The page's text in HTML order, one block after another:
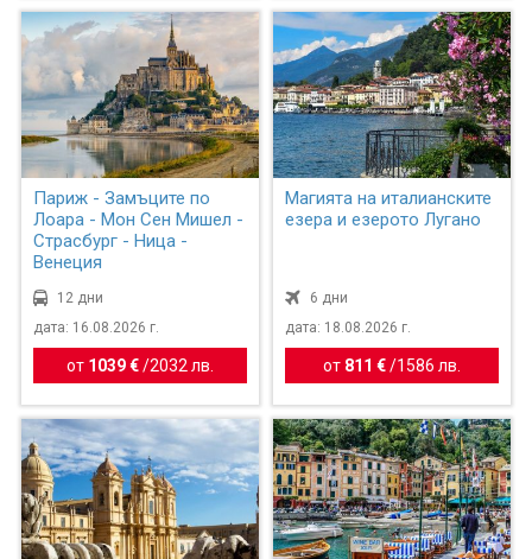
Париж - Замъците по
Лоара - Мон Сен Мишел -
Страсбург - Ница -
Венеция
12 дни
дата: 16.08.2026 г.
от 1039 € /2032 лв.
Магията на италианските
езера и езерото Лугано
6 дни
дата: 18.08.2026 г.
от 811 €/ 1586 лв.